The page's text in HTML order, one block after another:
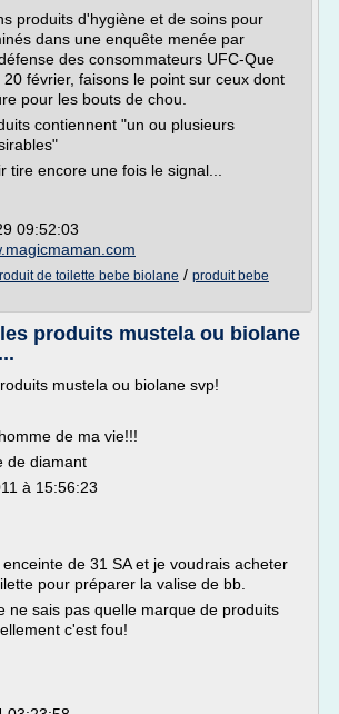
produits d'hygiène et de soins pour
dans une enquête menée par
des consommateurs UFC-Que
février, faisons le point sur ceux dont
pour les bouts de chou.
contiennent "un ou plusieurs
tire encore une fois le signal...
09:52:03
de toilette bebe biolane / produit bebe
produits mustela ou biolane
mustela ou biolane svp!
de ma vie!!!
de diamant
à 15:56:23
de 31 SA et je voudrais acheter
pour préparer la valise de bb.
ne sais pas quelle marque de produits
c'est fou!